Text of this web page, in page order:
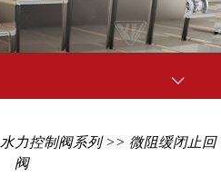
水力控制阀系列>> 微阻缓闭止回
阀